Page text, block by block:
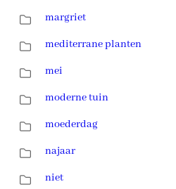
margriet
mediterrane planten
mei
moderne tuin
moederdag
najaar
niet